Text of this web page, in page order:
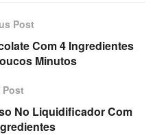
Post
Com 4 Ingredientes
Minutos
Post
No Liquidificador Com